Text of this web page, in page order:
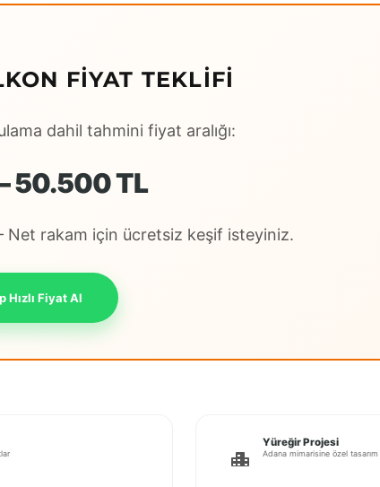
FIYAT TEKLIFI
dahil tahmini fiyat aralığı:
50.500 TL
Net rakam için ücretsiz keşif isteyiniz.
Hızlı Fiyat Al
Yüreğir Projesi
Adana mimarisine özel tasarım